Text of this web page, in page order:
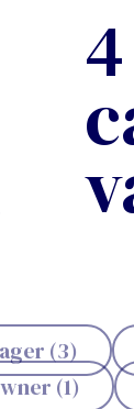
5
(3)
(1)